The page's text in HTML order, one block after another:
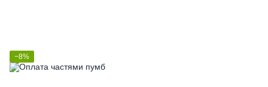
−8%